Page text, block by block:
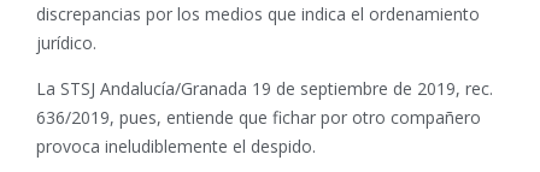
discrepancias por los medios que indica el ordenamiento
jurídico.
La STSJ Andalucía/Granada 19 de septiembre de 2019, rec.
636/2019, pues, entiende que fichar por otro compañero
provoca ineludiblemente el despido.